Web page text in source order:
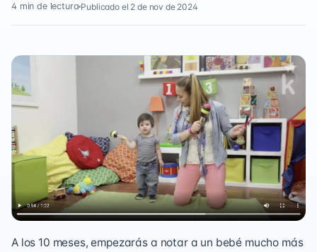
4 min de lectura Publicado el 2 de nov de 2024
A los 10 meses, empezarás a notar a un bebé mucho más